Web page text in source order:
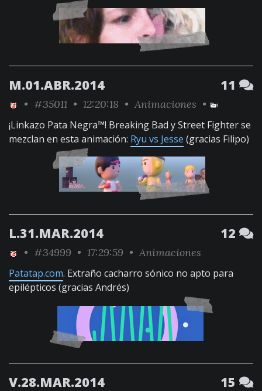
M.01.ABR.2014 11
• #35011 • 12:20:18 • Animaciones •
¡Linkazo Pata Negra™! Breaking Bad y Street Fighter se
mezclan en esta animación: Ryu vs Jesse (gracias Filipo)
L.31.MAR.2014 12
• #34999 • 17:29:59 • Animaciones
Patatap.com. Extraño cacharro sónico no apto para
epilépticos (gracias Andrés)
V.28.MAR.2014 15